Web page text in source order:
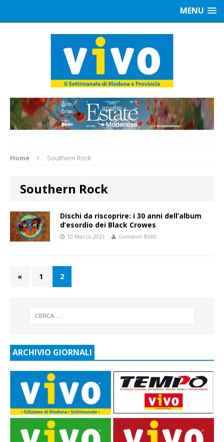
MENU
Home Southern Rock
Southern Rock
Dischi da riscoprire: i 30 anni dell’album
d’esordio dei Black Crowes
10 Marzo 2021 Giovanni Botti
« 1 2
ARCHIVIO GIORNALI